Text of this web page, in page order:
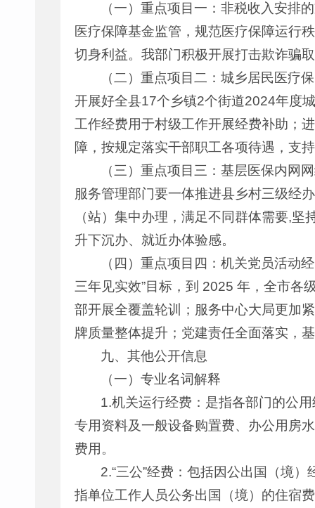
（一）重点项目一：非税收入安排
医疗保障基金监管，规范医疗保障运行
切身利益。我部门积极开展打击欺诈骗
（二）重点项目二：城乡居民医疗
开展好全县17个乡镇2个街道2024年度
工作经费用于村级工作开展经费补助；
障，按规定落实干部职工各项待遇，支
（三）重点项目三：基层医保内网
服务管理部门要一体推进县乡村三级经
（站）集中办理，满足不同群体需要,
升下沉办、就近办体验感。
（四）重点项目四：机关党员活动
三年见实效”目标，到 2025 年，全市各
部开展全覆盖轮训；服务中心大局更加
牌质量整体提升；党建责任全面落实，
九、其他公开信息
（一）专业名词解释
1.机关运行经费：是指各部门的公
专用资料及一般设备购置费、办公用房
费用。
2.“三公”经费：包括因公出国（境
指单位工作人员公务出国（境）的住宿